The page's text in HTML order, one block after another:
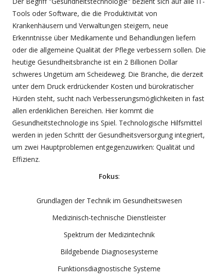
Tools oder Software, die die Produktivität von
Krankenhäusern und Verwaltungen steigern, neue
Erkenntnisse über Medikamente und Behandlungen liefern
oder die allgemeine Qualität der Pflege verbessern sollen. Die
heutige Gesundheitsbranche ist ein 2 Billionen Dollar
schweres Ungetüm am Scheideweg. Die Branche, die derzeit
unter dem Druck erdrückender Kosten und bürokratischer
Hürden steht, sucht nach Verbesserungsmöglichkeiten in fast
allen erdenklichen Bereichen. Hier kommt die
Gesundheitstechnologie ins Spiel. Technologische Hilfsmittel
werden in jeden Schritt der Gesundheitsversorgung integriert,
um zwei Hauptproblemen entgegenzuwirken: Qualität und
Effizienz.
Fokus:
Grundlagen der Technik im Gesundheitswesen
Medizinisch-technische Dienstleister
Spektrum der Medizintechnik
Bildgebende Diagnosesysteme
Funktionsdiagnostische Systeme